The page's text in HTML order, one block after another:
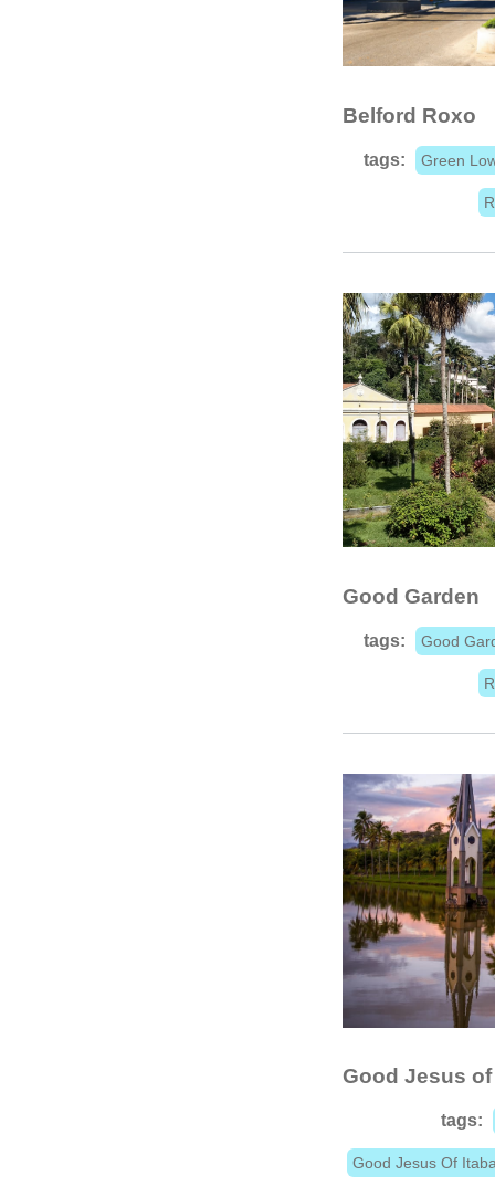
Belford Roxo
tags: Green
Good Garden
tags: Good
Good Jesus
tags:
Good Jesus Of